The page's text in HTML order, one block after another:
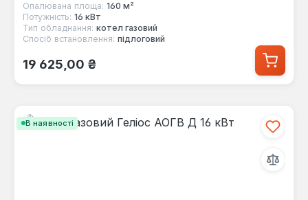
Опалювана площа: 160 м²
Потужність: 16 кВт
Тип обладнання: котел газовий
Спосіб встановлення: підлоговий
Звичайна ціна:
19 625,00 ₴
В наявності